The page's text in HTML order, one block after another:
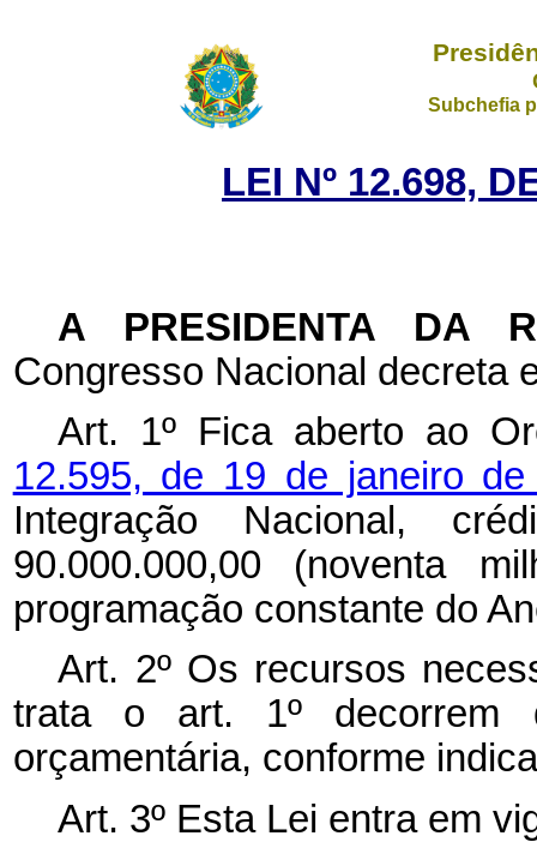
Subchefia
LEI Nº 12.698,
A PRESIDENTA DA
Congresso Nacional decreta
Art. 1º Fica aberto ao
12.595, de 19 de janeiro
Integração Nacional,
90.000.000,00 (noventa
programação constante do
Art. 2º Os recursos
trata o art. 1º decorrem
orçamentária, conforme
Art. 3º Esta Lei entra em